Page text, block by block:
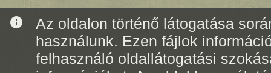
info
Az oldalon történő látogatása
használunk. Ezen fájlok
felhasználó oldallátogatási